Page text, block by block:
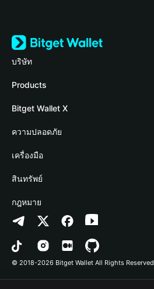
บริษัท
เกี่ยวกับ Bitget Wallet
Blog
Academy
ข่าวสารด้านคริปโต
ศูนย์ช่วยเหลือ
ติดต่อเรา
ทรัพยากรข้อมูลของแบรนด์
อาชีพ
Products
Crypto Card
Stablecoin Earn
Payfi Crypto
Crypto Swap API
Altcoin Season Index
Prediction Markets
DApp
Bitget Wallet X
นักพัฒนา
เชื่อมต่อ Wallet
Bitget Wallet Pay
ลิสต์โปรเจกต์
ความปลอดภัย
Protection Fund
เทคโนโลยีความปลอดภัย
เครื่องมือ
ซื้อคริปโต
การตรวจจับการอนุญาต
การตรวจจับสัญญา
การโอนเป็นชุด
สินทรัพย์
Arbitrum
Avalanche
Bitcoin
กฎหมาย
นโยบายความเป็นส่วนตัว
ข้อตกลงในการใช้บริการ
© 2018-2026 Bitget Wallet All Rights Reserved